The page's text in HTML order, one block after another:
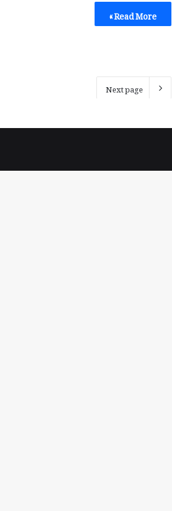
Read More »
Next page